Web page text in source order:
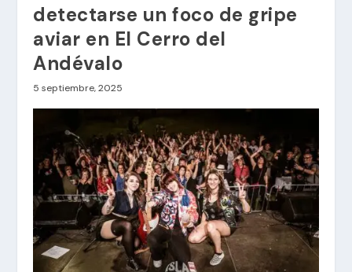
detectarse un foco de gripe
aviar en El Cerro del
Andévalo
5 septiembre, 2025